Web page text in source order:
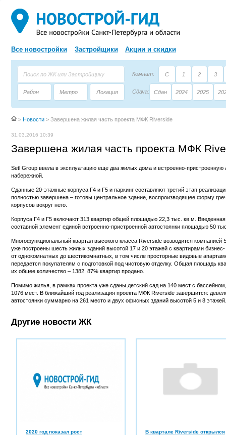
Все новостройки Застройщики Акции и скидки
Комнат: С 1 2 3
Район Метро Локация Сдача: Сдан 2024 2025
> Новости > Завершена жилая часть проекта МФК Riverside
31.03.2016 10:39
Завершена жилая часть проекта МФК
Setl Group ввела в эксплуатацию еще два жилых дома и встроенно-пристроенную
набережной.
Сданные 20-этажные корпуса Г4 и Г5 и паркинг составляют третий этап
полностью завершена – готовы центральное здание, воспроизводящее форму
корпусов вокруг него.
Корпуса Г4 и Г5 включают 313 квартир общей площадью 22,3 тыс. кв.м.
составной элемент единой встроенно-пристроенной автостоянки площадью 50
Многофункциональный квартал высокого класса Riverside возводится
уже построены шесть жилых зданий высотой 17 и 20 этажей с квартирами
от однокомнатных до шестикомнатных, в том числе просторные видовые
передается покупателям с подготовкой под чистовую отделку. Общая площадь
их общее количество – 1382. 87% квартир продано.
Помимо жилья, в рамках проекта уже сданы детский сад на 140 мест с
1076 мест. В ближайший год реализация проекта МФК Riverside завершится:
автостоянки суммарно на 261 место и двух офисных зданий высотой 5 и 8
Другие новости ЖК
2020 год показал рост
В квартале Riverside открылся